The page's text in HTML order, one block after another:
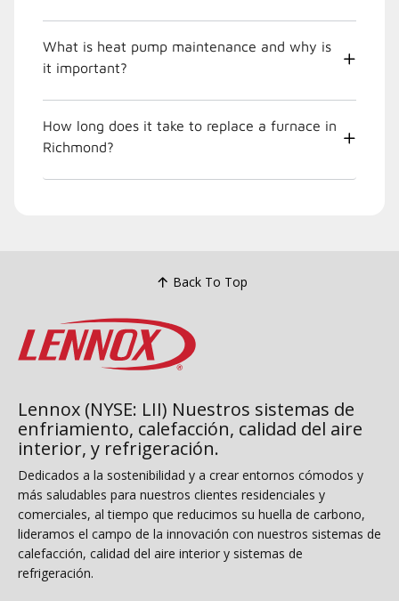
What is heat pump maintenance and why is
it important?
How long does it take to replace a furnace in
Richmond?
Back To Top
Lennox (NYSE: LII) Nuestros sistemas de
enfriamiento, calefacción, calidad del aire
interior, y refrigeración.
Dedicados a la sostenibilidad y a crear entornos cómodos y
más saludables para nuestros clientes residenciales y
comerciales, al tiempo que reducimos su huella de carbono,
lideramos el campo de la innovación con nuestros sistemas de
calefacción, calidad del aire interior y sistemas de
refrigeración.